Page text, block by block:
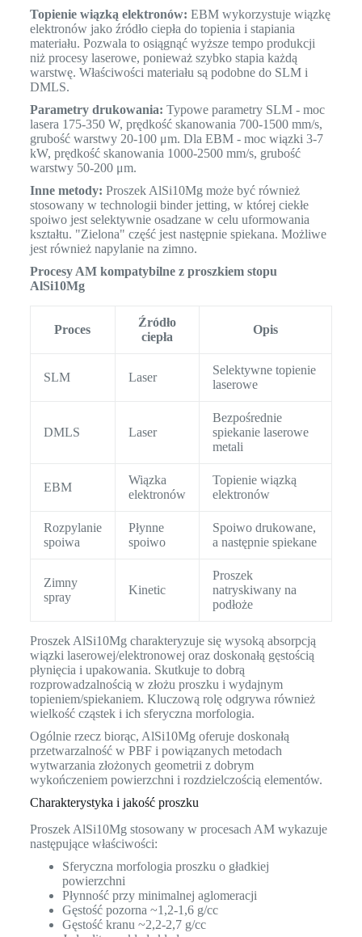
Topienie wiązką elektronów: EBM wykorzystuje wiązkę
elektronów jako źródło ciepła do topienia i stapiania
materiału. Pozwala to osiągnąć wyższe tempo produkcji
niż procesy laserowe, ponieważ szybko stapia każdą
warstwę. Właściwości materiału są podobne do SLM i
DMLS.
Parametry drukowania: Typowe parametry SLM - moc
lasera 175-350 W, prędkość skanowania 700-1500 mm/s,
grubość warstwy 20-100 μm. Dla EBM - moc wiązki 3-7
kW, prędkość skanowania 1000-2500 mm/s, grubość
warstwy 50-200 μm.
Inne metody: Proszek AlSi10Mg może być również
stosowany w technologii binder jetting, w której ciekłe
spoiwo jest selektywnie osadzane w celu uformowania
kształtu. "Zielona" część jest następnie spiekana. Możliwe
jest również napylanie na zimno.
Procesy AM kompatybilne z proszkiem stopu
AlSi10Mg
Proces
Źródło
ciepła
Opis
SLM Laser
Selektywne topienie
laserowe
DMLS Laser
Bezpośrednie
spiekanie laserowe
metali
EBM
Wiązka
elektronów
Topienie wiązką
elektronów
Rozpylanie
spoiwa
Płynne
spoiwo
Spoiwo drukowane,
a następnie spiekane
Zimny
spray
Kinetic
Proszek
natryskiwany na
podłoże
Proszek AlSi10Mg charakteryzuje się wysoką absorpcją
wiązki laserowej/elektronowej oraz doskonałą gęstością
płynięcia i upakowania. Skutkuje to dobrą
rozprowadzalnością w złożu proszku i wydajnym
topieniem/spiekaniem. Kluczową rolę odgrywa również
wielkość cząstek i ich sferyczna morfologia.
Ogólnie rzecz biorąc, AlSi10Mg oferuje doskonałą
przetwarzalność w PBF i powiązanych metodach
wytwarzania złożonych geometrii z dobrym
wykończeniem powierzchni i rozdzielczością elementów.
Charakterystyka i jakość proszku
Proszek AlSi10Mg stosowany w procesach AM wykazuje
następujące właściwości:
Sferyczna morfologia proszku o gładkiej
powierzchni
Płynność przy minimalnej aglomeracji
Gęstość pozorna ~1,2-1,6 g/cc
Gęstość kranu ~2,2-2,7 g/cc